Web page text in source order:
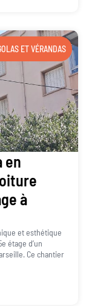
ET VÉRANDAS
en
à
et esthétique
étage d’un
Ce chantier